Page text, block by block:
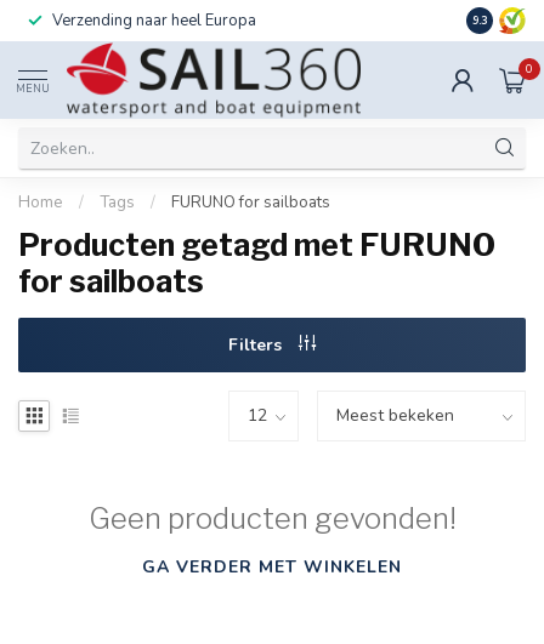
Verzending naar heel Europa Ook
9.3
MENU
0
Home / Tags / FURUNO for sailboats
Producten getagd met FURUNO
for sailboats
Filters
Geen producten gevonden!
GA VERDER MET WINKELEN